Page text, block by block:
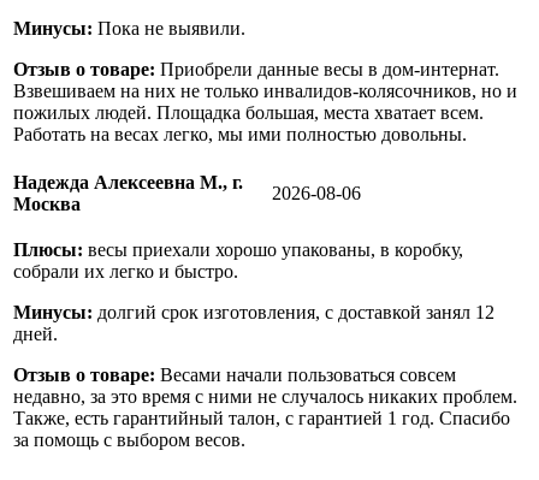
Минусы: Пока не выявили.
Отзыв о товаре: Приобрели данные весы в дом-интернат.
Взвешиваем на них не только инвалидов-колясочников, но и
пожилых людей. Площадка большая, места хватает всем.
Работать на весах легко, мы ими полностью довольны.
Надежда Алексеевна М., г.
Москва
2026-08-06
Плюсы: весы приехали хорошо упакованы, в коробку,
собрали их легко и быстро.
Минусы: долгий срок изготовления, с доставкой занял 12
дней.
Отзыв о товаре: Весами начали пользоваться совсем
недавно, за это время с ними не случалось никаких проблем.
Также, есть гарантийный талон, с гарантией 1 год. Спасибо
за помощь с выбором весов.